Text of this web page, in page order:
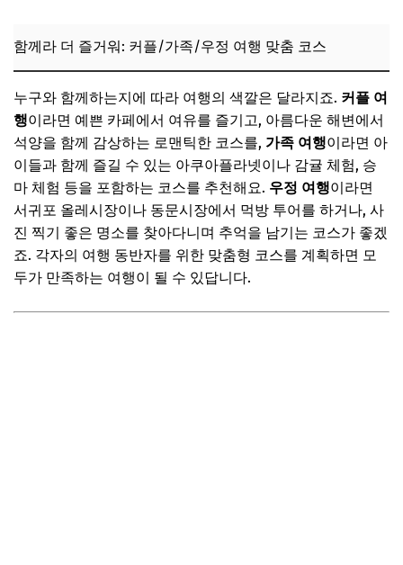
함께라 더 즐거워: 커플/가족/우정 여행 맞춤 코스
누구와 함께하는지에 따라 여행의 색깔은 달라지죠. 커플 여
행이라면 예쁜 카페에서 여유를 즐기고, 아름다운 해변에서
석양을 함께 감상하는 로맨틱한 코스를, 가족 여행이라면 아
이들과 함께 즐길 수 있는 아쿠아플라넷이나 감귤 체험, 승
마 체험 등을 포함하는 코스를 추천해요. 우정 여행이라면
서귀포 올레시장이나 동문시장에서 먹방 투어를 하거나, 사
진 찍기 좋은 명소를 찾아다니며 추억을 남기는 코스가 좋겠
죠. 각자의 여행 동반자를 위한 맞춤형 코스를 계획하면 모
두가 만족하는 여행이 될 수 있답니다.